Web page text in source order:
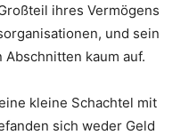
ihres Vermögens
und sein
kaum auf.
kleine Schachtel mit
sich weder Geld